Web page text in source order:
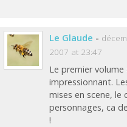
Le Glaude -
2007 at 23:47
Le premier volume
impressionnant.
mises en scene, le
personnages, ca
!